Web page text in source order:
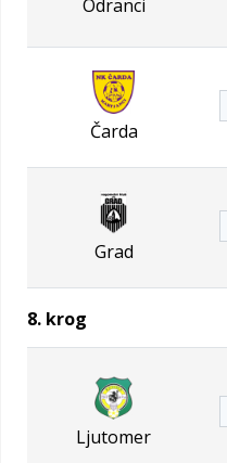
Odranci
Čarda
Grad
8. krog
Ljutomer